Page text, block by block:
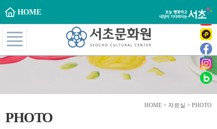
HOME
HOME > 자료실 > PHOTO
PHOTO